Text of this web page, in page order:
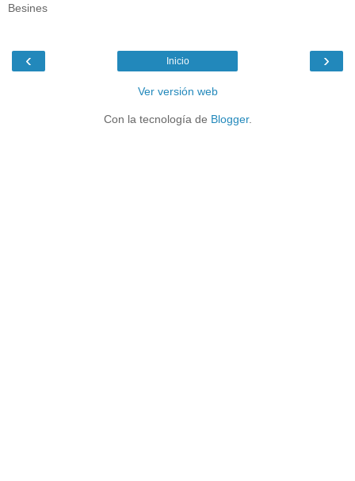
Besines
‹ ›
Inicio
Ver versión web
Con la tecnología de Blogger.